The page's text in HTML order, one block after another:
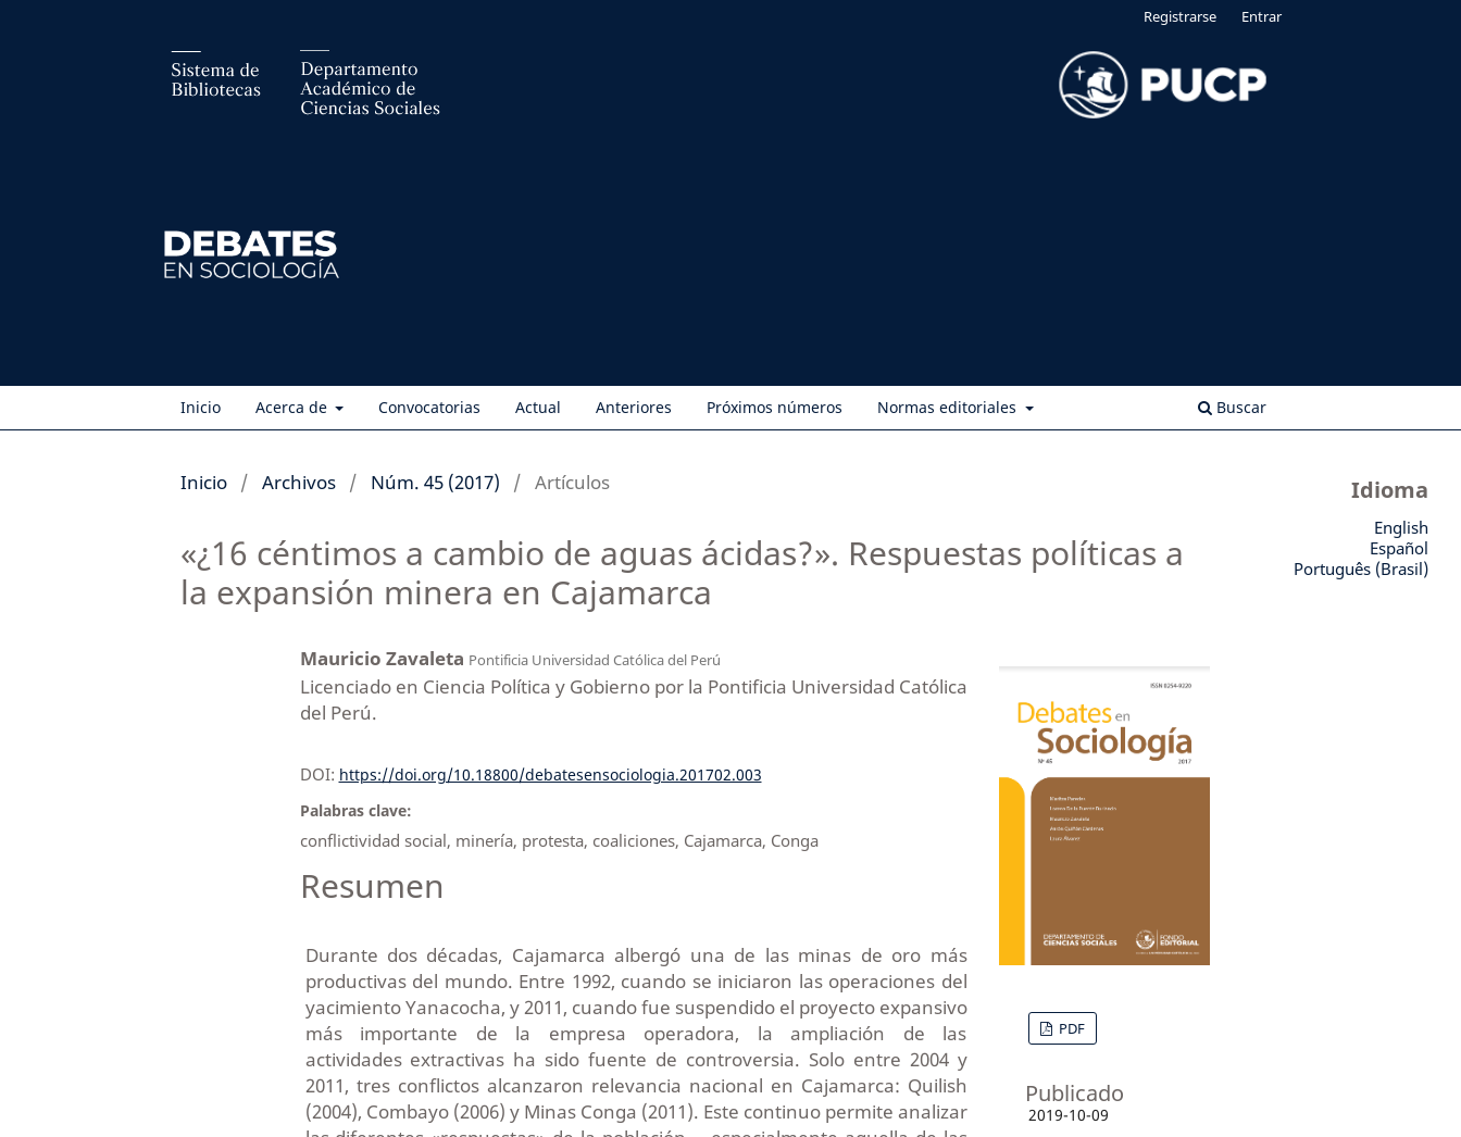
Inicio Acerca de Convocatorias Actual Anteriores Próximos números Normas editoriales Buscar
Registrarse Entrar
Inicio / Archivos / Núm. 45 (2017) / Artículos
«¿16 céntimos a cambio de aguas ácidas?». Respuestas políticas a
la expansión minera en Cajamarca
Mauricio Zavaleta Pontificia Universidad Católica del Perú
Licenciado en Ciencia Política y Gobierno por la Pontificia Universidad Católica
del Perú.
DOI: https://doi.org/10.18800/debatesensociologia.201702.003
Palabras clave:
conflictividad social, minería, protesta, coaliciones, Cajamarca, Conga
Resumen
Durante dos décadas, Cajamarca albergó una de las minas de oro más
productivas del mundo. Entre 1992, cuando se iniciaron las operaciones del
yacimiento Yanacocha, y 2011, cuando fue suspendido el proyecto expansivo
más importante de la empresa operadora, la ampliación de las
actividades extractivas ha sido fuente de controversia. Solo entre 2004 y
2011, tres conflictos alcanzaron relevancia nacional en Cajamarca: Quilish
(2004), Combayo (2006) y Minas Conga (2011). Este continuo permite analizar
PDF
Publicado
2019-10-09
Idioma
English
Español
Português (Brasil)